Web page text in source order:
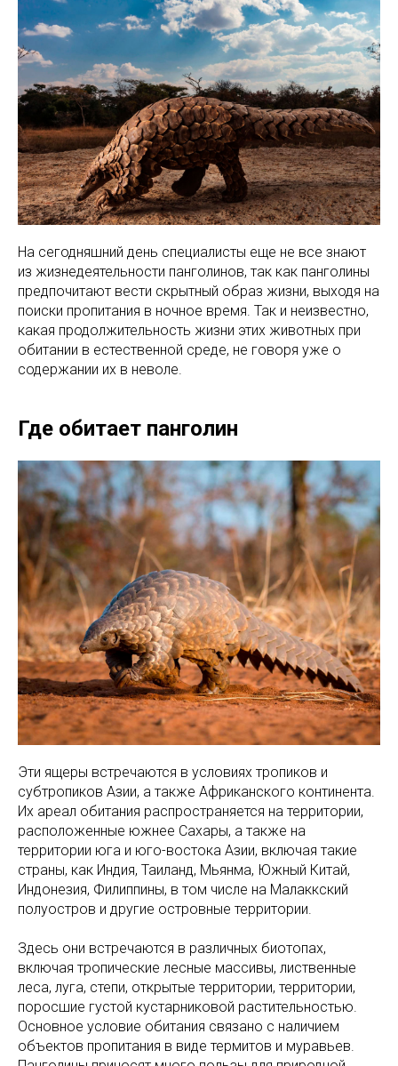
На сегодняшний день специалисты еще не все знают
из жизнедеятельности панголинов, так как панголины
предпочитают вести скрытный образ жизни, выходя на
поиски пропитания в ночное время. Так и неизвестно,
какая продолжительность жизни этих животных при
обитании в естественной среде, не говоря уже о
содержании их в неволе.
Где обитает панголин
Эти ящеры встречаются в условиях тропиков и
субтропиков Азии, а также Африканского континента.
Их ареал обитания распространяется на территории,
расположенные южнее Сахары, а также на
территории юга и юго-востока Азии, включая такие
страны, как Индия, Таиланд, Мьянма, Южный Китай,
Индонезия, Филиппины, в том числе на Малаккский
полуостров и другие островные территории.
Здесь они встречаются в различных биотопах,
включая тропические лесные массивы, лиственные
леса, луга, степи, открытые территории, территории,
поросшие густой кустарниковой растительностью.
Основное условие обитания связано с наличием
объектов пропитания в виде термитов и муравьев.